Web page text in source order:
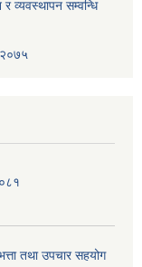
र व्यवस्थापन सम्वन्धि
२०७५
तथा उपचार सहयोग